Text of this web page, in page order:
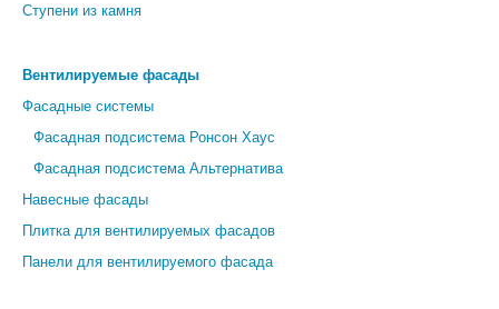
Ступени из камня
Вентилируемые фасады
Фасадные системы
Фасадная подсистема Ронсон Хаус
Фасадная подсистема Альтернатива
Навесные фасады
Плитка для вентилируемых фасадов
Панели для вентилируемого фасада